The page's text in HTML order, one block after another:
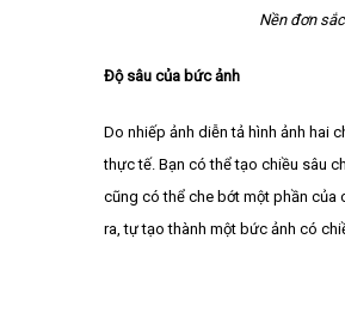
Nền đơn
Độ sâu của bức ảnh
Do nhiếp ảnh diễn tả hình ảnh hai
thực tế. Bạn có thể tạo chiều sâu
cũng có thể che bớt một phần của
ra, tự tạo thành một bức ảnh có